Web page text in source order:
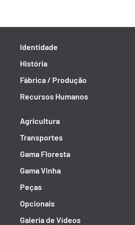
Identidade
História
Fábrica / Produção
Recursos Humanos
Agricultura
Transportes
Gama Floresta
Gama Vinha
Peças
Opcionais
Galeria de Vídeos